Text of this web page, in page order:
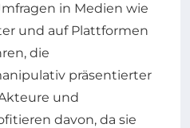
in Medien wie
und auf Plattformen
die
präsentierter
und
davon, da sie